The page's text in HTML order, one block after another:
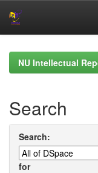
navigationNU Intellectual
Search
Search:
for